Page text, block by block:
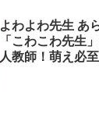
よわよわ先生 あ
「こわこわ先生
人教師！萌え必